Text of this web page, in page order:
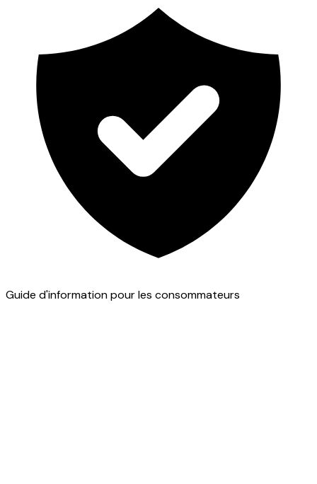
Guide d'information pour les consommateurs